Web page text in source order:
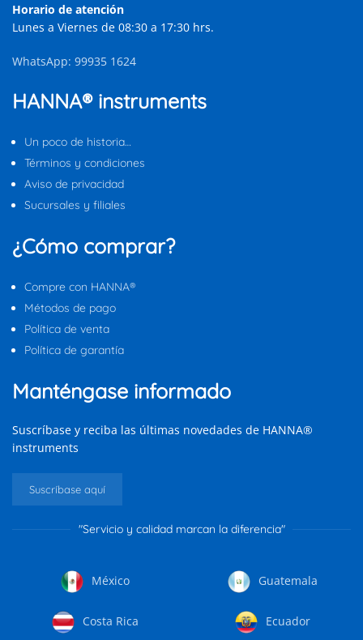
Horario de atención
Lunes a Viernes de 08:30 a 17:30 hrs.
WhatsApp: 99935 1624
HANNA® instruments
Un poco de historia…
Términos y condiciones
Aviso de privacidad
Sucursales y filiales
¿Cómo comprar?
Compre con HANNA®
Métodos de pago
Política de venta
Política de garantía
Manténgase informado
Suscríbase y reciba las últimas novedades de HANNA®
instruments
Suscríbase aquí
"Servicio y calidad marcan la diferencia"
México Guatemala
Costa Rica Ecuador